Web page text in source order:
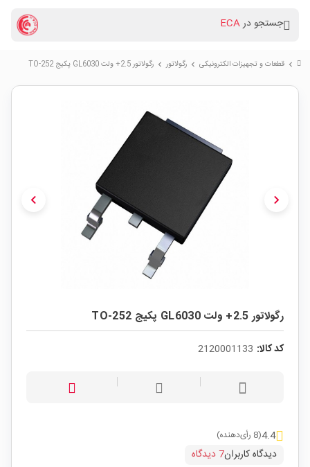
جستجو درECA
chevron_right قطعات و تجهیزات الکترونیکی chevron_right رگولاتور chevron_right رگولاتور 2.5+ ولت GL6030 پکیج TO-252
chevron_left chevron_right
رگولاتور 2.5+ ولت GL6030 پکیج TO-252
کد کالا: 2120001133
4.4(8 رأی‌دهنده)
دیدگاه کاربران7 دیدگاه